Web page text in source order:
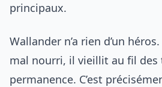
principaux.
Wallander n’a rien d’un
mal nourri, il vieillit au fil des
permanence. C’est